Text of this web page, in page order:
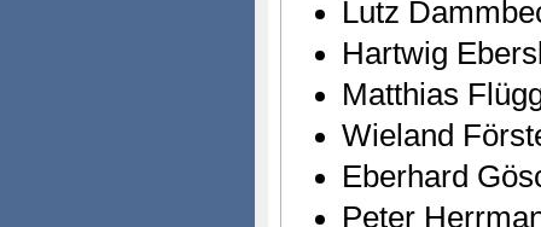
Lutz
Hartwig
Matthias
Wieland
Eberhard
Peter